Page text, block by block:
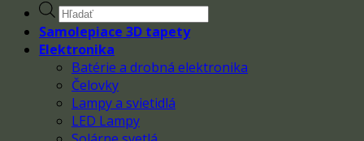
Products
search
Samolepiace 3D tapety
Elektronika
Batérie a drobná elektronika
Čelovky
Lampy a svietidlá
LED Lampy